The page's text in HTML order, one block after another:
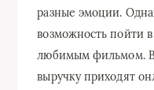
разные эмоции.
возможность пойти
любимым фильмом. В
выручку приходят